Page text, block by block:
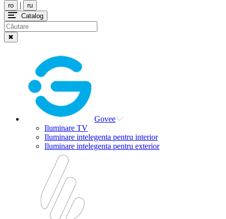
ro
|
ru
Catalog
✖
Govee
Iluminare TV
Iluminare intelegenta pentru interior
Iluminare intelegenta pentru exterior